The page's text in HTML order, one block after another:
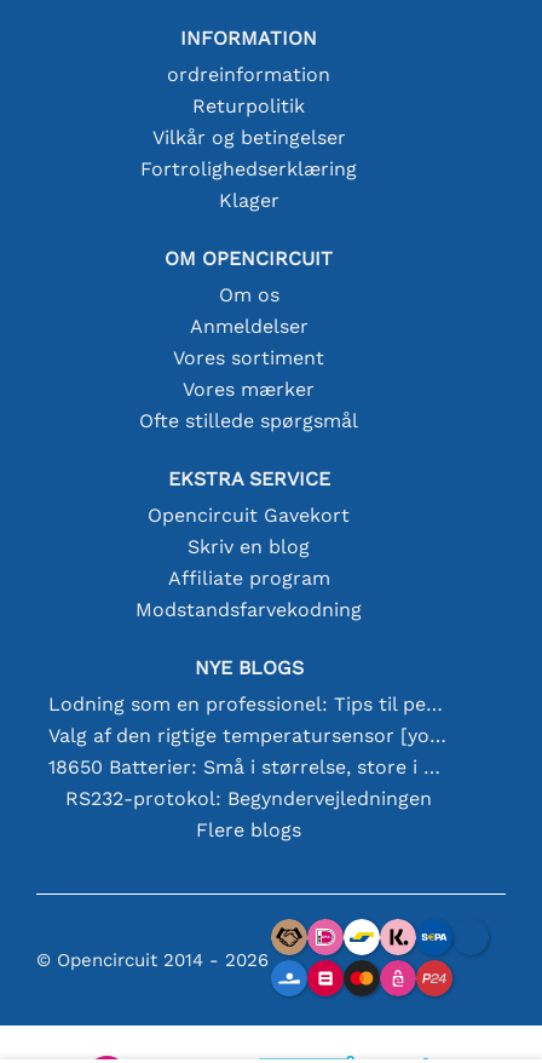
INFORMATION
ordreinformation
Returpolitik
Vilkår og betingelser
Fortrolighedserklæring
Klager
OM OPENCIRCUIT
Om os
Anmeldelser
Vores sortiment
Vores mærker
Ofte stillede spørgsmål
EKSTRA SERVICE
Opencircuit Gavekort
Skriv en blog
Affiliate program
Modstandsfarvekodning
NYE BLOGS
Lodning som en professionel: Tips til perfekte elektroniske forbindelser
Valg af den rigtige temperatursensor [youtube]
18650 Batterier: Små i størrelse, store i ydeevne
RS232-protokol: Begyndervejledningen
Flere blogs
© Opencircuit 2014 - 2026